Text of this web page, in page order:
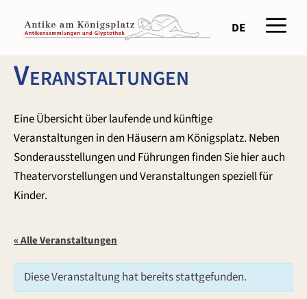
Inhalt
springen
DE
Veranstaltungen
Eine Übersicht über laufende und künftige
Veranstaltungen in den Häusern am Königsplatz. Neben
Sonderausstellungen und Führungen finden Sie hier auch
Theatervorstellungen und Veranstaltungen speziell für
Kinder.
« Alle Veranstaltungen
Diese Veranstaltung hat bereits stattgefunden.